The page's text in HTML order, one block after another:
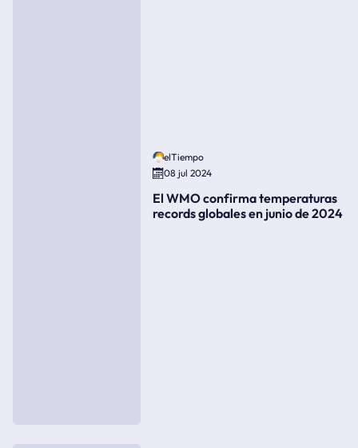
elTiempo
08 jul 2024
El WMO confirma temperaturas
records globales en junio de 2024